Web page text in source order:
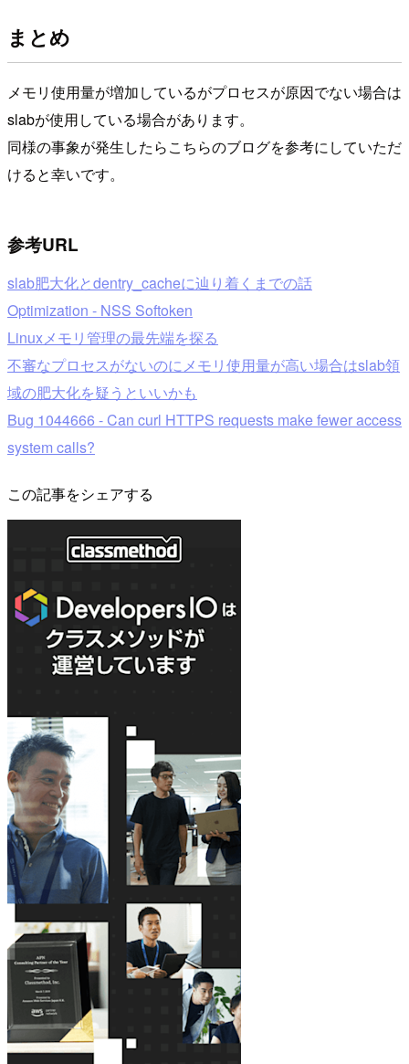
まとめ
メモリ使用量が増加しているがプロセスが原因でない場合は
slabが使用している場合があります。
同様の事象が発生したらこちらのブログを参考にしていただ
けると幸いです。
参考URL
slab肥大化とdentry_cacheに辿り着くまでの話
Optimization - NSS Softoken
Linuxメモリ管理の最先端を探る
不審なプロセスがないのにメモリ使用量が高い場合はslab領
域の肥大化を疑うといいかも
Bug 1044666 - Can curl HTTPS requests make fewer access
system calls?
この記事をシェアする